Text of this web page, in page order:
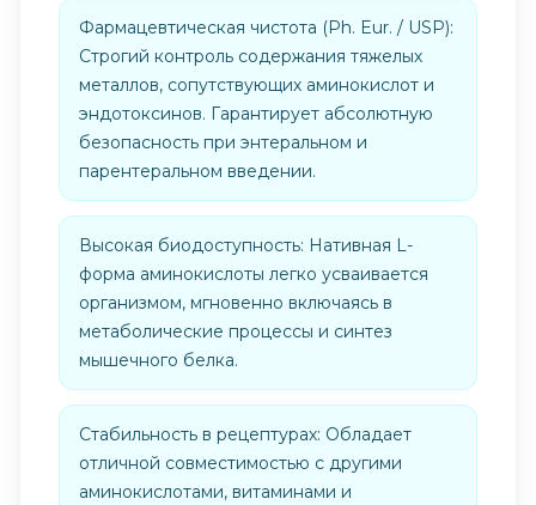
Фармацевтическая чистота (Ph. Eur. / USP):
Строгий контроль содержания тяжелых
металлов, сопутствующих аминокислот и
эндотоксинов. Гарантирует абсолютную
безопасность при энтеральном и
парентеральном введении.
Высокая биодоступность: Нативная L-
форма аминокислоты легко усваивается
организмом, мгновенно включаясь в
метаболические процессы и синтез
мышечного белка.
Стабильность в рецептурах: Обладает
отличной совместимостью с другими
аминокислотами, витаминами и